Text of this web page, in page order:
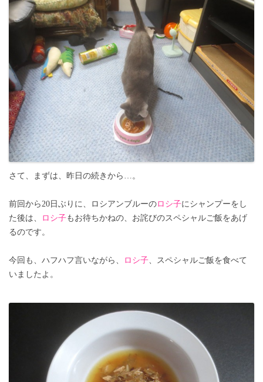
さて、まずは、昨日の続きから…。
前回から20日ぶりに、ロシアンブルーのロシ子にシャンプーをし
た後は、
ロシ子もお待ちかねの、お詫びのスペシャルご飯をあげ
るのです。
今回も、ハフハフ言いながら、 ロシ子、スペシャルご飯を食べて
いましたよ。